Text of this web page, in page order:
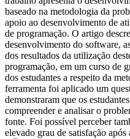
baseado na metodologia da
apoio ao desenvolvimento de
de programação. O artigo
desenvolvimento do software,
dos resultados da utilização
programação, em um curso de
dos estudantes a respeito da
ferramenta foi aplicado um
demonstraram que os
compreender e analisar o
fonte. Foi possível perceber
elevado grau de satisfação